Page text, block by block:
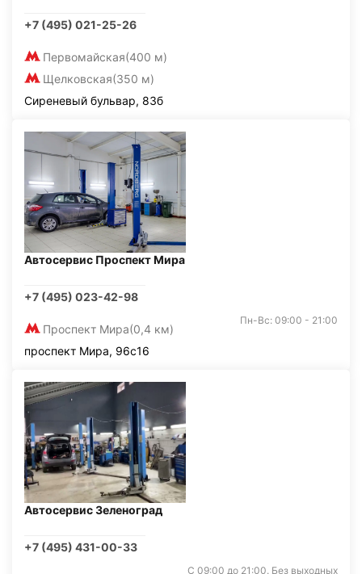
+7 (495) 021-25-26
Первомайская(400 м)
Щелковская(350 м)
Сиреневый бульвар, 83б
Автосервис Проспект Мира
+7 (495) 023-42-98
Проспект Мира(0,4 км)
Пн-Вс: 09:00 - 21:00
проспект Мира, 96с16
Автосервис Зеленоград
+7 (495) 431-00-33
С 09:00 до 21:00. Без выходных